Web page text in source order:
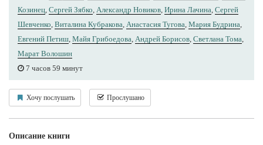
Козинец Сергей Зябко Александр Новиков Ирина Лачина Сергей
Шевченко Виталина Кубракова Анастасия Тугова Мария Будрина
Евгений Петиш Майя Грибоедова Андрей Борисов Светлана Тома
Марат Волошин
7 часов 59 минут
Хочу послушать Прослушано
Описание книги